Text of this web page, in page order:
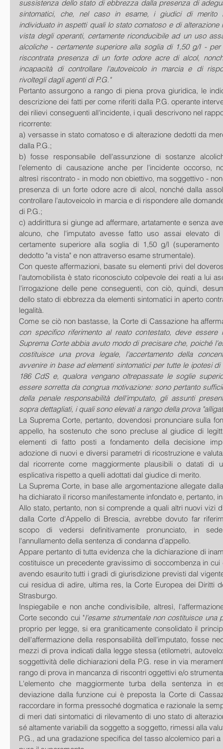
sussistenza dello stato di ebbrezza dalla presenza di
sintomatici, che, nel caso in esame, i giudici di merito
individuato in aspetti quali lo stato comatoso e di alterazione
vista degli operanti, certamente riconducibile ad un uso
alcoliche - certamente superiore alla soglia di 1,50 g/I -
riscontrata presenza di un forte odore acre di alcol,
incapacità di controllare l'autoveicolo in marcia e di
rivoltegli dagli agenti di P.G."
Pertanto assurgono a rango di piena prova giuridica, le
descrizione dei fatti per come riferiti dalla P.G. operante
dei rilievi conseguenti all'incidente, i quali descrivono nel
ricorrente:
a) versasse in stato comatoso e di alterazione dedotti da
dalla P.G.;
b) fosse responsabile dell'assunzione di sostanze
l'elemento di causazione anche per l'incidente occorso,
altresì riscontrato - in modo non obiettivo, ma soggettivo -
presenza di un forte odore acre di alcol, nonché dalla
controllare l'autoveicolo in marcia e di rispondere alle
di P.G.;
c) addirittura si giunge ad affermare, artatamente e senza
alcuno, che l'imputato avesse fatto uso assai elevato
certamente superiore alla soglia di 1,50 g/I
dedotto "a vista" e non attraverso esame strumentale).
Con queste affermazioni, basate su elementi privi del
l'automobilista è stato riconosciuto colpevole dei reati a lui
l'irrogazione delle pene conseguenti, con ciò, quindi,
dello stato di ebbrezza da elementi sintomatici in aperto
legalità.
Come se ciò non bastasse, la Corte di Cassazione ha
con specifico riferimento al reato contestato, deve essere
Suprema Corte abbia avuto modo di precisare che, poiché
costituisce una prova legale, l'accertamento della
avvenire in base ad elementi sintomatici per tutte le ipotesi
186 CdS e, qualora vengano oltrepassate le soglie
essere sorretta da congrua motivazione: sono pertanto
della penale responsabilità dell'imputato, gli assunti
sopra dettagliati, i quali sono elevati a rango della prova
La Suprema Corte, pertanto, dovendosi pronunciare sulla
appello, ha sostenuto che sono precluse al giudice di
elementi di fatto posti a fondamento della decisione
adozione di nuovi e diversi parametri di ricostruzione e
dal ricorrente come maggiormente plausibili o datati di
esplicativa rispetto a quelli adottati dal giudice di merito.
La Suprema Corte, in base alle argomentazione allegate
ha dichiarato il ricorso manifestamente infondato e, pertanto,
Allo stato, pertanto, non si comprende a quali altri nuovi vizi
dalla Corte d'Appello di Brescia, avrebbe dovuto far
scopo di vedersi definitivamente pronunciato, in
l'annullamento della sentenza di condanna d'appello.
Appare pertanto di tutta evidenza che la dichiarazione di
costituisce un precedente gravissimo di soccombenza in cui
avendo esaurito tutti i gradi di giurisdizione previsti dal
cui residua di adire, ultima res, la Corte Europea dei Diritti
Strasburgo.
Inspiegabile e non anche condivisibile, altresì,
Corte secondo cui "l'esame strumentale non costituisce una
proprio per legge, si era graniticamente consolidato il
dell'affermazione della responsabilità dell'imputato, fosse
mezzi di prova indicati dalla legge stessa (etilometri,
soggettività delle dichiarazioni della P.G. rese in via
rango di prova in mancanza di riscontri oggettivi e/o
L'elemento che maggiormente turba della sentenza in
deviazione dalla funzione cui è preposta la Corte di
raccordare in forma pressoché dogmatica e razionale la
di meri dati sintomatici di rilevamento di uno stato di
sé altamente variabili da soggetto a soggetto, rimessi alla
P.G., ad una gradazione specifica del tasso alcolemico pari